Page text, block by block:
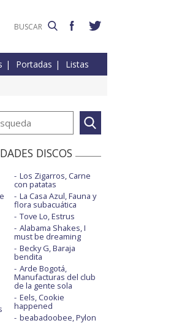
Portadas Listas
DISCOS
Los Zigarros, Carne
con patatas
La Casa Azul, Fauna y
flora subacuática
Tove Lo, Estrus
Alabama Shakes, I
must be dreaming
Becky G, Baraja
bendita
Arde Bogotá,
Manufacturas del club
de la gente sola
Eels, Cookie
happened
beabadoobee, Pylon